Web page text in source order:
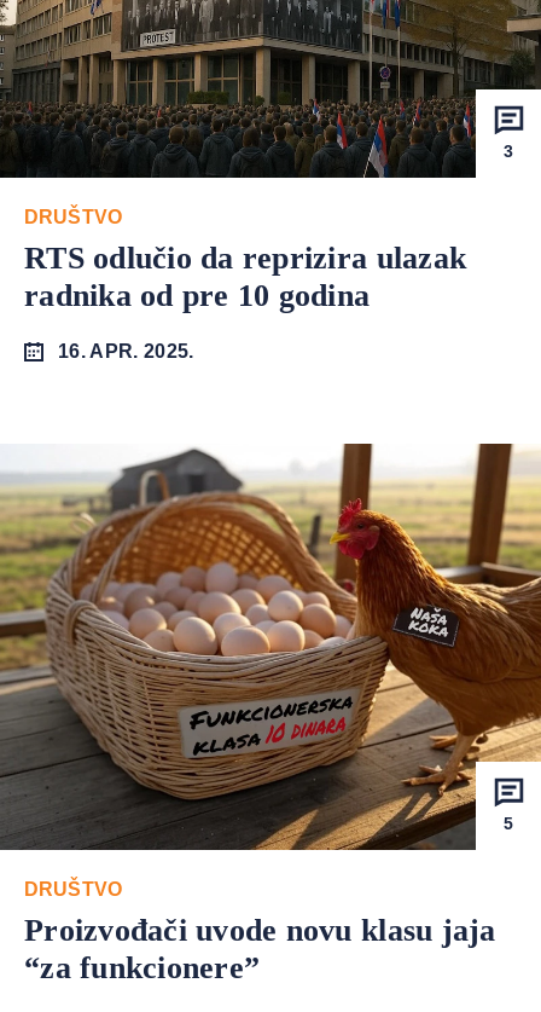
3
DRUŠTVO
RTS odlučio da reprizira ulazak
radnika od pre 10 godina
16. APR. 2025.
5
DRUŠTVO
Proizvođači uvode novu klasu jaja
“za funkcionere”